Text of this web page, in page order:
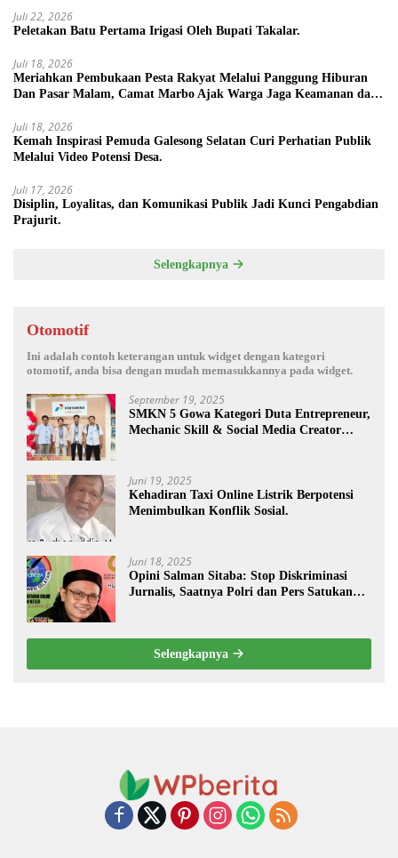
Juli 22, 2026
Peletakan Batu Pertama Irigasi Oleh Bupati Takalar.
Juli 18, 2026
Meriahkan Pembukaan Pesta Rakyat Melalui Panggung Hiburan
Dan Pasar Malam, Camat Marbo Ajak Warga Jaga Keamanan dan
Juli 18, 2026
Kemah Inspirasi Pemuda Galesong Selatan Curi Perhatian Publik
Melalui Video Potensi Desa.
Juli 17, 2026
Disiplin, Loyalitas, dan Komunikasi Publik Jadi Kunci Pengabdian
Prajurit.
Selengkapnya
Otomotif
Ini adalah contoh keterangan untuk widget dengan kategori
otomotif, anda bisa dengan mudah memasukkannya pada widget.
September 19, 2025
SMKN 5 Gowa Kategori Duta Entrepreneur,
Mechanic Skill & Social Media Creator
Juni 19, 2025
Kehadiran Taxi Online Listrik Berpotensi
Menimbulkan Konflik Sosial.
Juni 18, 2025
Opini Salman Sitaba: Stop Diskriminasi
Jurnalis, Saatnya Polri dan Pers Satukan
Selengkapnya